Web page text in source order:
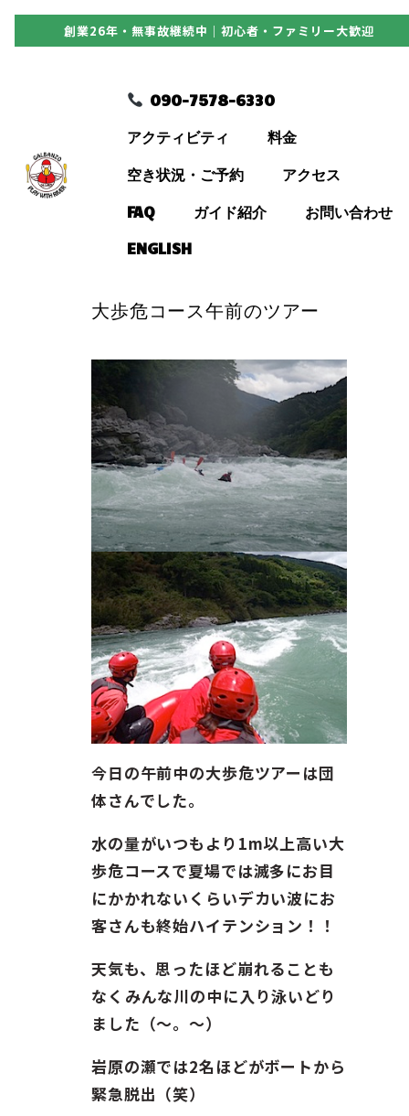
創業26年・無事故継続中｜初心者・ファミリー大歓迎
090-7578-6330
アクティビティ 料金
空き状況・ご予約 アクセス
FAQ ガイド紹介 お問い合わせ
ENGLISH
アクティビティ
料金
ガイド紹介
お問い合わせ
ENGLISH
大歩危コース午前のツアー
今日の午前中の大歩危ツアーは団
体さんでした。
水の量がいつもより1m以上高い大
歩危コースで夏場では滅多にお目
にかかれないくらいデカい波にお
客さんも終始ハイテンション！！
天気も、思ったほど崩れることも
なくみんな川の中に入り泳いどり
ました（〜。〜）
岩原の瀬では2名ほどがボートから
緊急脱出（笑）